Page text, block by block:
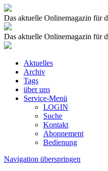
Das aktuelle Onlinemagazin für
Das aktuelle Onlinemagazin für
Aktuelles
Archiv
Tags
über uns
Service-Menü
LOGIN
Suche
Kontakt
Abonnement
Bedienung
Navigation überspringen